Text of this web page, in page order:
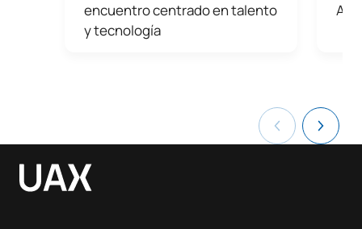
encuentro centrado en talento
y tecnología